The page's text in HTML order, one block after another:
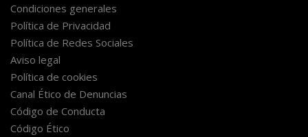
Condiciones generales
Política de Privacidad
Política de Redes Sociales
Aviso legal
Política de cookies
Canal Ético de Denuncias
Código de Conducta
Código Ético